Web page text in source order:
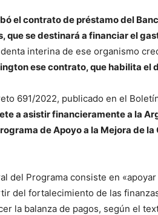
el contrato de préstamo del
que se destinará a financiar el
interina de ese organismo
ese contrato, que habilita el
691/2022, publicado en el
a asistir financieramente a la
de Apoyo a la Mejora de
del Programa consiste en
del fortalecimiento de las
la balanza de pagos, según el